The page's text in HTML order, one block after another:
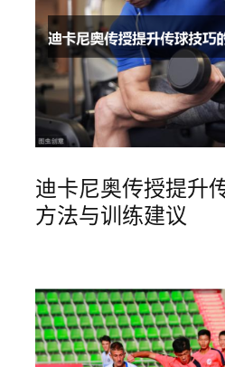
迪卡尼奥传授提升
方法与训练建议